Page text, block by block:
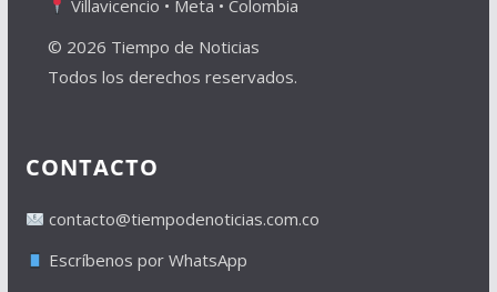
Villavicencio • Meta • Colombia
© 2026 Tiempo de Noticias
Todos los derechos reservados.
CONTACTO
contacto@tiempodenoticias.com.co
Escríbenos por WhatsApp